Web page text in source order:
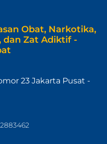
Obat, Narkotika,
dan Zat Adiktif -
23 Jakarta Pusat -